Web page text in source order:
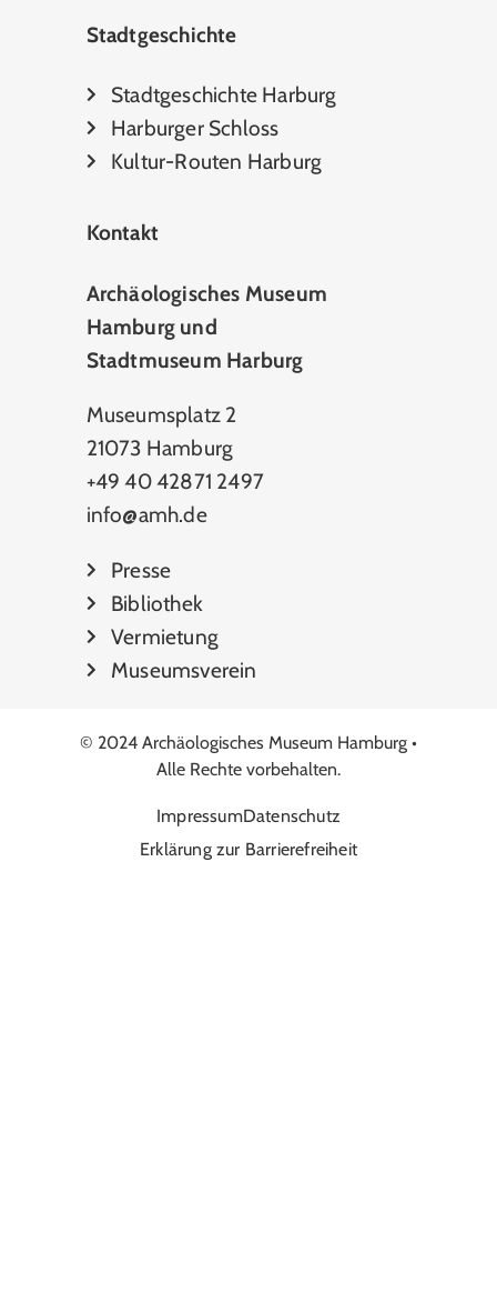
Stadtgeschichte
Stadtgeschichte Harburg
Harburger Schloss
Kultur-Routen Harburg
Kontakt
Archäologisches Museum
Hamburg und
Stadtmuseum Harburg
Museumsplatz 2
21073 Hamburg
+49 40 42871 2497
info@amh.de
Presse
Bibliothek
Vermietung
Museumsverein
© 2024 Archäologisches Museum Hamburg •
Alle Rechte vorbehalten.
ImpressumDatenschutz
Erklärung zur Barrierefreiheit